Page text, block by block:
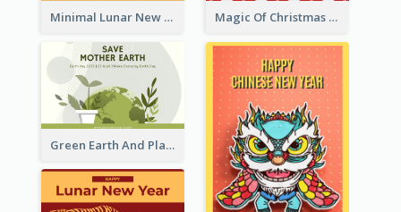
Minimal Lunar New Year Celebration Greeting Card Magic Of Christmas Holidays Greeting Card
Green Earth And Plants Illustrations Greeting Card